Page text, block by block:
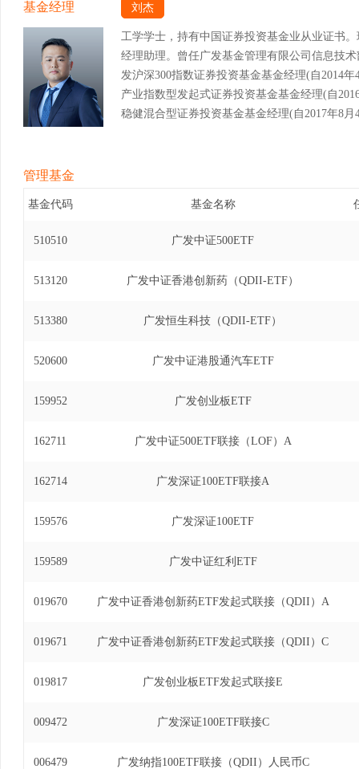
基金经理 刘杰
工学学士，持有中国证券投资基金业从业证书
经理助理。曾任广发基金管理有限公司信息技
发沪深300指数证券投资基金基金经理(自2014
产业指数型发起式证券投资基金基金经理(自
稳健混合型证券投资基金基金经理(自2017年8
2019年11月14日)、广发中证军工交易型开放
金基金经理(自2017年1月25日至2019年11月14
农业指数证券投资基金基金经理(自2018年8月6
日)、广发美国房地产指数证券投资基金基金经
达克生物科技指数型发起式证券投资基金基金
2021年9月16日)、广发粤港澳大湾区创新100
金基金经理(自2019年9月20日至2021年11月17
100指数证券投资基金基金经理(自2018年8月6
深300交易型开放式指数证券投资基金基金经理
22日)、广发恒生科技指数证券投资基金（QDII
2023年12月13日)、广发美国房地产指数证券投
2023年3月8日至2024年3月30日)。
管理基金
基金代码 基金名称
510510 广发中证500ETF
513120 广发中证香港创新药（QDII-ETF）
513380 广发恒生科技（QDII-ETF）
520600 广发中证港股通汽车ETF
159952 广发创业板ETF
162711 广发中证500ETF联接（LOF）A
162714 广发深证100ETF联接A
159576 广发深证100ETF
159589 广发中证红利ETF
019670 广发中证香港创新药ETF发起式联接（QDII）A
019671 广发中证香港创新药ETF发起式联接（QDII）C
019817 广发创业板ETF发起式联接E
009472 广发深证100ETF联接C
006479 广发纳指100ETF联接（QDII）人民币C